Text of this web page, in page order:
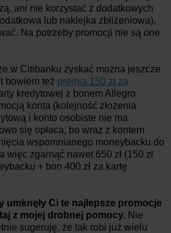
ani nie korzystać z dodatkowych
lub naklejka zbliżeniowa),
Na potrzeby promocji nie są one
w Citibanku zyskać można jeszcze
bowiem też premia 150 zł za
kredytowej z bonem Allegro
konta (kolejność złożenia
i konto osobiste nie ma
się opłaca, bo wraz z kontem
wspomnianego moneybacku do
więc zgarnąć nawet 650 zł (150 zł
+ bon 400 zł za kartę
umknęły Ci te najlepsze promocje
z mojej drobnej pomocy. Nie
sugeruję, że tak robi już wielu